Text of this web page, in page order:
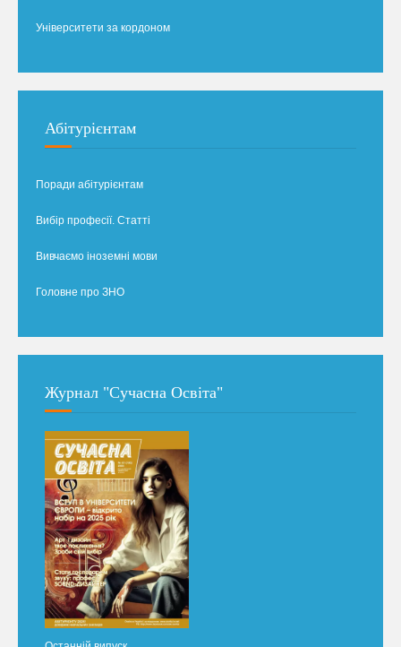
Університети за кордоном
Абітурієнтам
Поради абітурієнтам
Вибір професії. Статті
Вивчаємо іноземні мови
Головне про ЗНО
Журнал "Сучасна Освіта"